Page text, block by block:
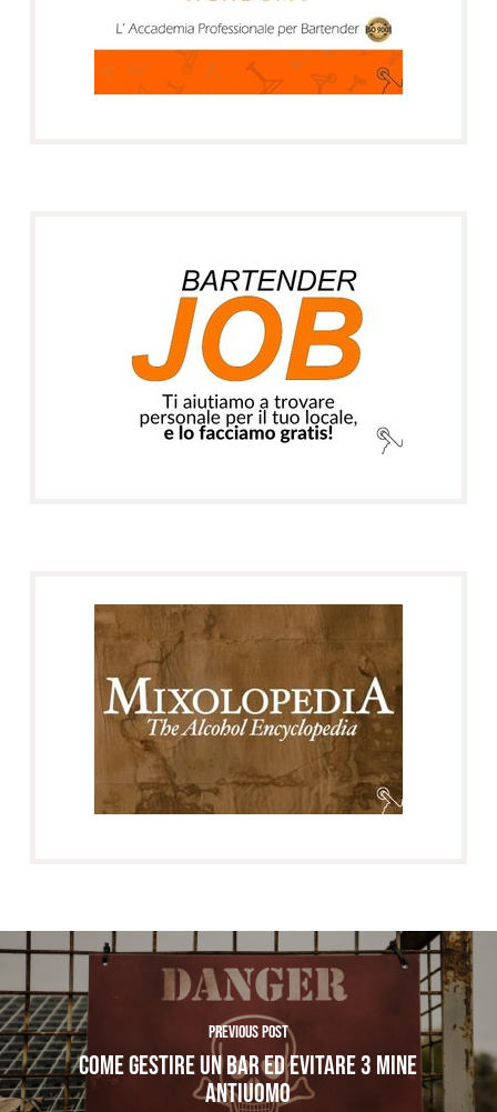
Previous Post
COME GESTIRE UN BAR ED EVITARE 3 MINE
ANTIUOMO